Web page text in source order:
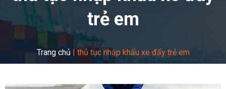
trẻ em
Trang chủ | thủ tục nhập khẩu xe đẩy trẻ em